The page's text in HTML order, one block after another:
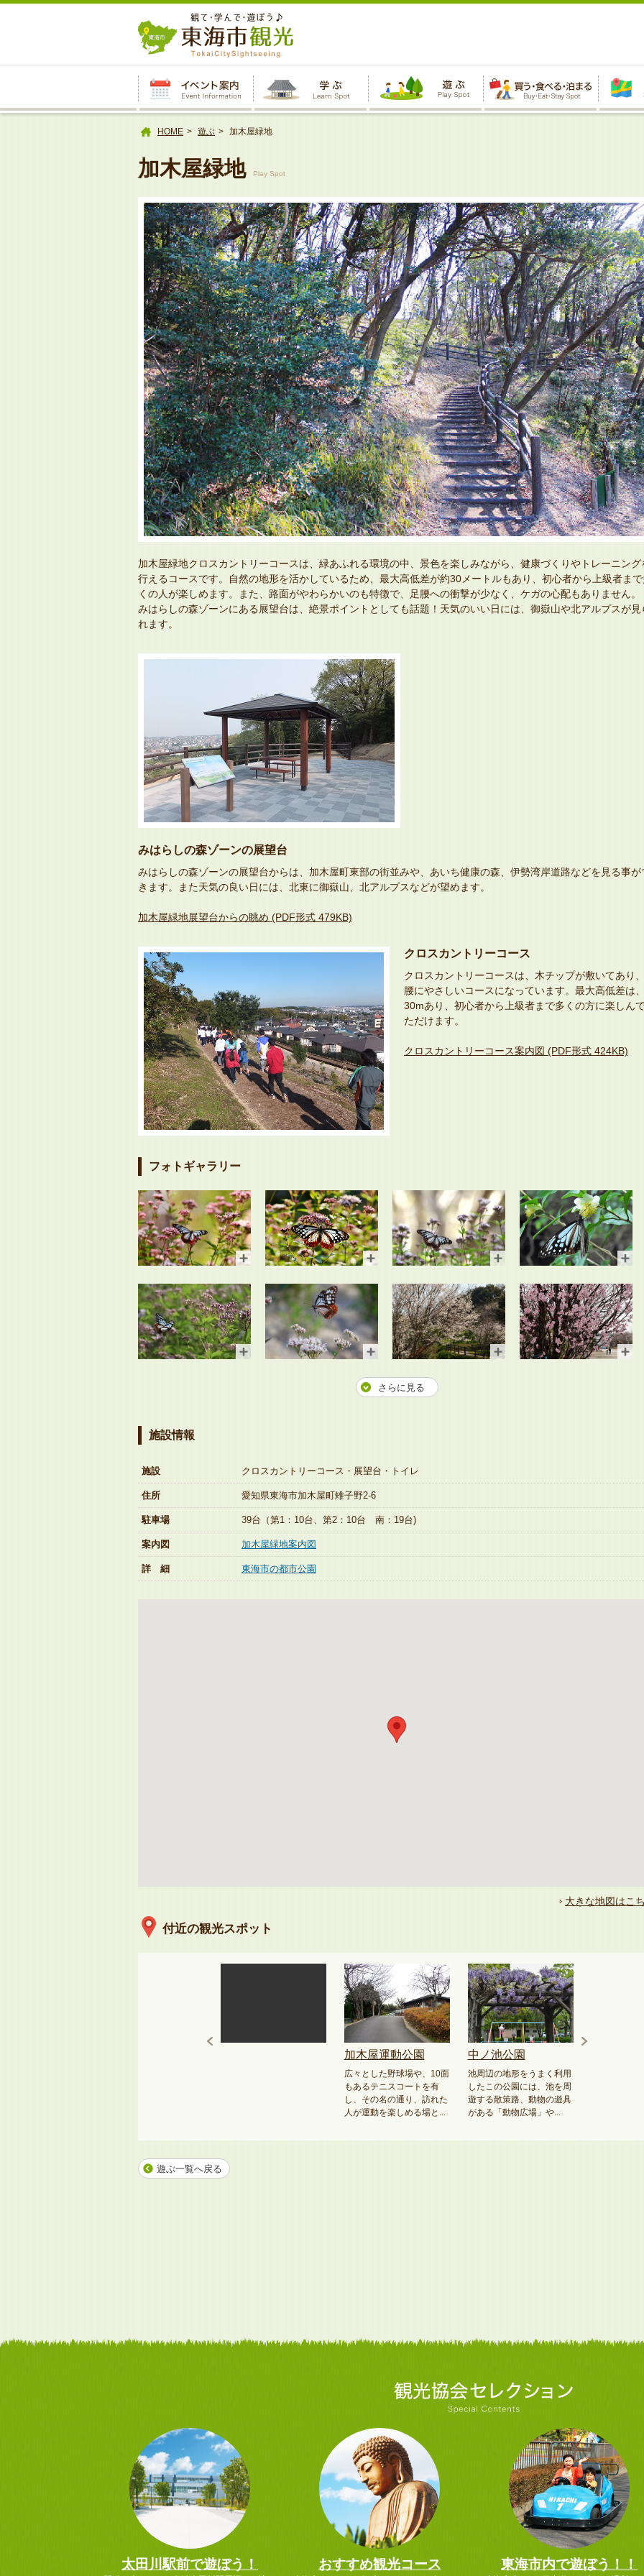
文
へ
HOME 遊ぶ 加木屋緑地
加木屋緑地 Play Spot
加木屋緑地クロスカントリーコースは、緑あふれる環境の中、景色を楽しみながら、健康づくりやトレーニング
行えるコースです。自然の地形を活かしているため、最大高低差が約30メートルもあり、初心者から上級者ま
くの人が楽しめます。また、路面がやわらかいのも特徴で、足腰への衝撃が少なく、ケガの心配もありません。
みはらしの森ゾーンにある展望台は、絶景ポイントとしても話題！天気のいい日には、御嶽山や北アルプスが見
れます。
みはらしの森ゾーンの展望台
みはらしの森ゾーンの展望台からは、加木屋町東部の街並みや、あいち健康の森、伊勢湾岸道路などを見る事が
きます。また天気の良い日には、北東に御嶽山、北アルプスなどが望めます。
加木屋緑地展望台からの眺め (PDF形式 479KB)
クロスカントリーコース
クロスカントリーコースは、木チップが敷いてあり
腰にやさしいコースになっています。最大高低差は
30mあり、初心者から上級者まで多くの方に楽しん
ただけます。
クロスカントリーコース案内図 (PDF形式 424KB)
フォトギャラリー
さらに見る
施設情報
施設 クロスカントリーコース・展望台・トイレ
住所 愛知県東海市加木屋町雉子野2-6
駐車場 39台（第1：10台、第2：10台 南：19台)
案内図 加木屋緑地案内図
詳 細 東海市の都市公園
大きな地図はこ
付近の観光スポット
加木屋運動公園
広々とした野球場や、10面
もあるテニスコートを有
し、その名の通り、訪れた
人が運動を楽しめる場と...
中ノ池公園
池周辺の地形をうまく利用
したこの公園には、池を周
遊する散策路、動物の遊具
がある「動物広場」や...
遊ぶ一覧へ戻る
太田川駅前で遊ぼう！ おすすめ観光コース 東海市内で遊ぼう！！